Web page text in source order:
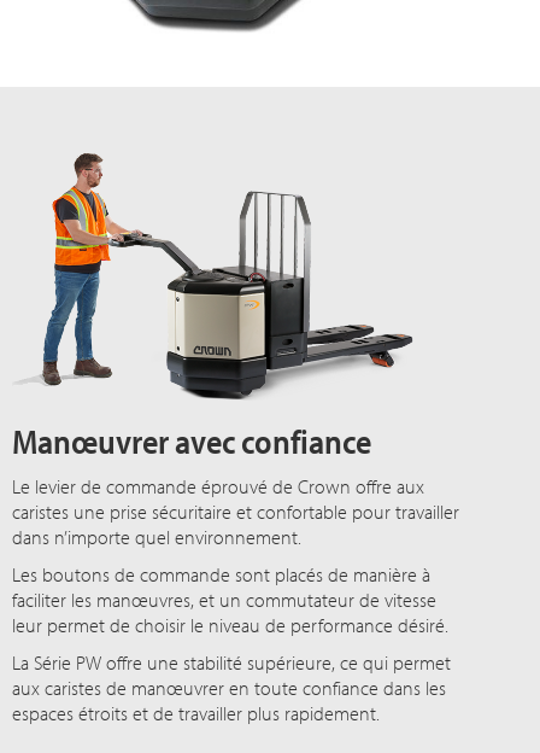
Manœuvrer avec confiance
Le levier de commande éprouvé de Crown offre aux
caristes une prise sécuritaire et confortable pour travailler
dans n’importe quel environnement.
Les boutons de commande sont placés de manière à
faciliter les manœuvres, et un commutateur de vitesse
leur permet de choisir le niveau de performance désiré.
La Série PW offre une stabilité supérieure, ce qui permet
aux caristes de manœuvrer en toute confiance dans les
espaces étroits et de travailler plus rapidement.